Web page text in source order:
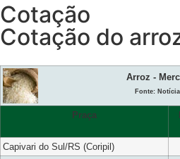
Cotação
Cotação do
Arroz -
Fonte:
Praça
Capivari do Sul/RS (Coripil)